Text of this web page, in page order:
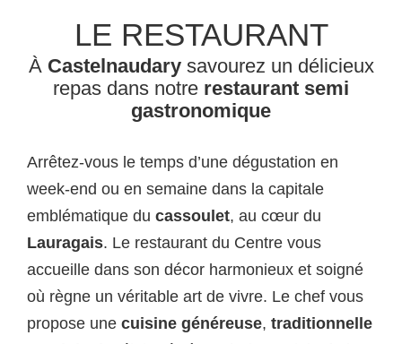
LE RESTAURANT
À Castelnaudarysavourez un délicieux
repas dans notre restaurant semi
gastronomique
Arrêtez-vous le temps d’une dégustation en
week-end ou en semaine dans la capitale
emblématique du cassoulet, au cœur du
Lauragais. Le restaurant du Centre vous
accueille dans son décor harmonieux et soigné
où règne un véritable art de vivre. Le chef vous
propose une cuisine généreuse, traditionnelle